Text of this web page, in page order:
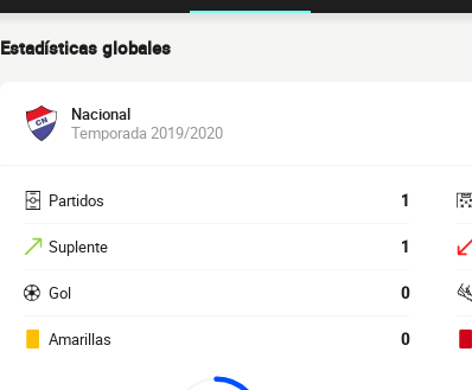
Estadísticas globales
Nacional
Temporada 2019/2020
Partidos 1
Suplente 1
Gol 0
Amarillas 0